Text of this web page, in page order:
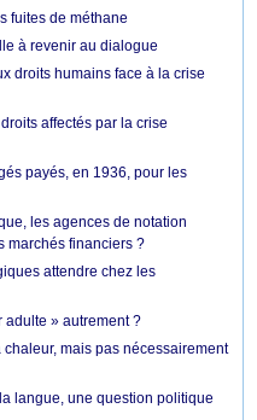
fuites de méthane
à revenir au dialogue
droits humains face à la crise
affectés par la crise
payés, en 1936, pour les
les agences de notation
marchés financiers ?
attendre chez les
adulte » autrement ?
mais pas nécessairement
langue, une question politique